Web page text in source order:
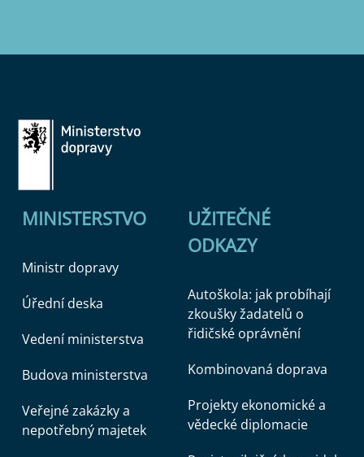
MINISTERSTVO
Ministr dopravy
Úřední deska
Vedení ministerstva
Budova ministerstva
Veřejné zakázky a
nepotřebný majetek
UŽITEČNÉ
ODKAZY
Autoškola: jak probíhají
zkoušky žadatelů o
řidičské oprávnění
Kombinovaná doprava
Projekty ekonomické a
vědecké diplomacie